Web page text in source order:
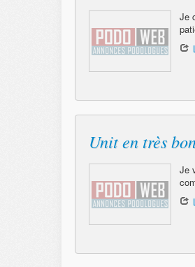
Je
Unit en très
Je